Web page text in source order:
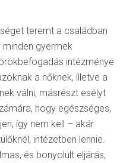
teremt a családban
gyermek
intézménye
a nőknek, illetve a
válni, másrészt esélyt
hogy egészséges,
így nem kell – akár
intézetben lennie.
és bonyolult eljárás,